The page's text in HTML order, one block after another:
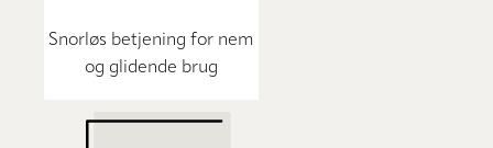
Snorløs betjening for nem
og glidende brug